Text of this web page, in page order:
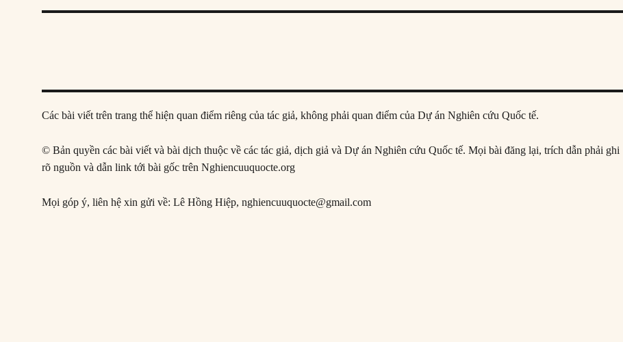
post:
Các bài viết trên trang thể hiện quan điểm riêng của tác giả, không phải quan điểm của Dự án Nghiên cứu Quốc tế.
© Bản quyền các bài viết và bài dịch thuộc về các tác giả, dịch giả và Dự án Nghiên cứu Quốc tế. Mọi bài đăng lại, trích dẫn phải ghi
rõ nguồn và dẫn link tới bài gốc trên Nghiencuuquocte.org
Mọi góp ý, liên hệ xin gửi về: Lê Hồng Hiệp,nghiencuuquocte@gmail.com